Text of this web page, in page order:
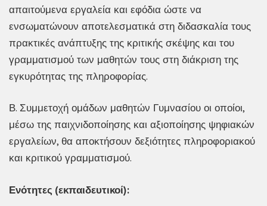
απαιτούμενα εργαλεία και εφόδια ώστε να
ενσωματώνουν αποτελεσματικά στη διδασκαλία τους
πρακτικές ανάπτυξης της κριτικής σκέψης και του
γραμματισμού των μαθητών τους στη διάκριση της
εγκυρότητας της πληροφορίας.
Β. Συμμετοχή ομάδων μαθητών Γυμνασίου οι οποίοι,
μέσω της παιχνιδοποίησης και αξιοποίησης ψηφιακών
εργαλείων, θα αποκτήσουν δεξιότητες πληροφοριακού
και κριτικού γραμματισμού.
Ενότητες (εκπαιδευτικοί):